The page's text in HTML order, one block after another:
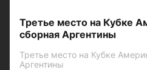
Третье место на Кубке
сборная Аргентины
Третье место на Кубке
Аргентины